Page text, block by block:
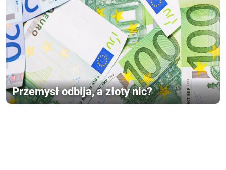
Przemysł odbija, a złoty nic?